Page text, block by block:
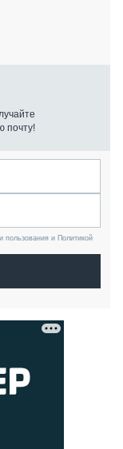
почту!
пользования и Политикой